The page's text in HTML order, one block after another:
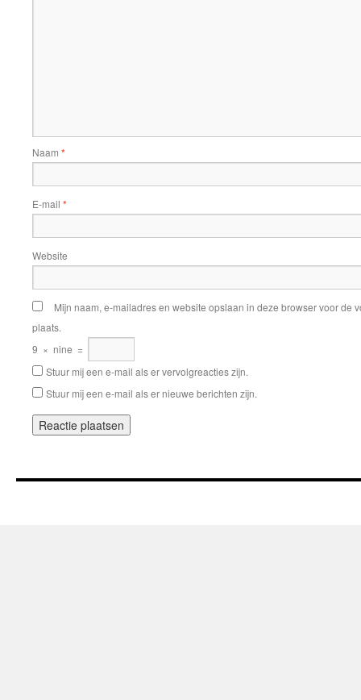
Naam *
E-mail *
Website
Mijn naam, e-mailadres en website opslaan in deze browser voor de
plaats.
9 × nine =
Stuur mij een e-mail als er vervolgreacties zijn.
Stuur mij een e-mail als er nieuwe berichten zijn.